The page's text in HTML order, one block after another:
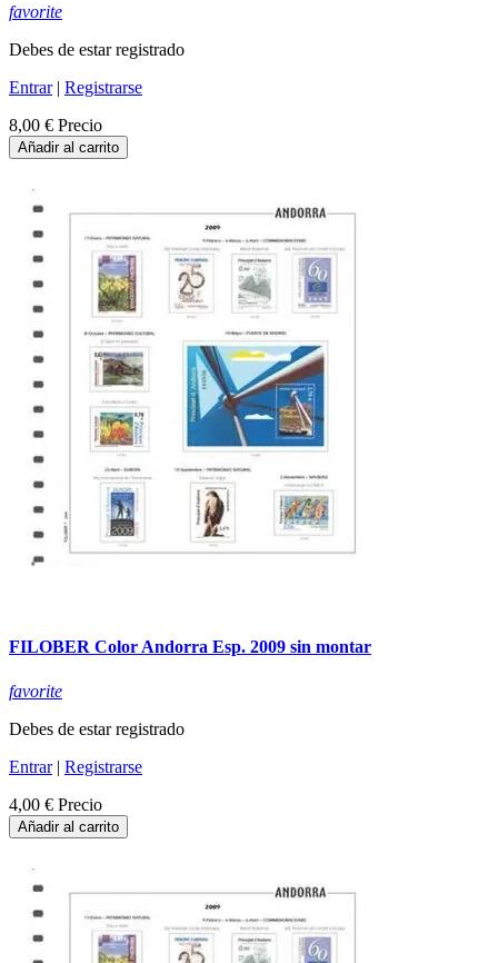
favorite
Debes de estar registrado
Entrar| Registrarse
8,00 € Precio
Añadir al carrito
FILOBER Color Andorra Esp. 2009 sin montar
favorite
Debes de estar registrado
Entrar| Registrarse
4,00 € Precio
Añadir al carrito